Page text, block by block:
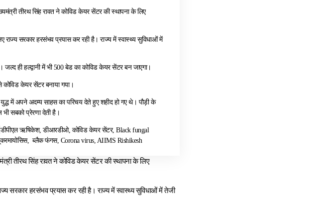
तीरथ सिंह रावत ने कोविड केयर सेंटर की स्थापना के लिए
राज्य सरकार हरसंभव प्रयास कर रही है। राज्य में स्वास्थ्य सुविधाओं में
ही हल्द्वानी में भी 500 बेड का कोविड केयर सेंटर बन जाएगा।
केयर सेंटर बनाया गया।
में अपने अदम्य साहस का परिचय देते हुए शहीद हो गए थे। पौड़ी के
सबको प्रेरणा देती है।
ऋषिकेश, डीआरडीओ, कोविड केयर सेंटर, Black fungal
ब्लैक फंगस, Corona virus, AIIMS Rishikesh
तीरथ सिंह रावत ने कोविड केयर सेंटर की स्थापना के लिए
सरकार हरसंभव प्रयास कर रही है। राज्य में स्वास्थ्य सुविधाओं में तेजी